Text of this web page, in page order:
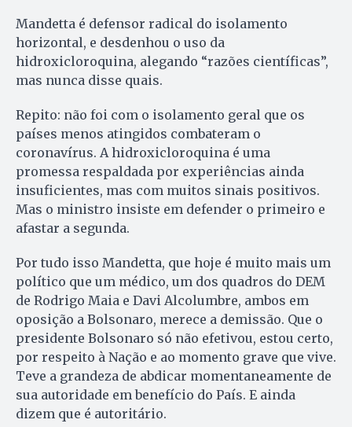
Mandetta é defensor radical do isolamento
horizontal, e desdenhou o uso da
hidroxicloroquina, alegando “razões científicas”,
mas nunca disse quais.
Repito: não foi com o isolamento geral que os
países menos atingidos combateram o
coronavírus. A hidroxicloroquina é uma
promessa respaldada por experiências ainda
insuficientes, mas com muitos sinais positivos.
Mas o ministro insiste em defender o primeiro e
afastar a segunda.
Por tudo isso Mandetta, que hoje é muito mais um
político que um médico, um dos quadros do DEM
de Rodrigo Maia e Davi Alcolumbre, ambos em
oposição a Bolsonaro, merece a demissão. Que o
presidente Bolsonaro só não efetivou, estou certo,
por respeito à Nação e ao momento grave que vive.
Teve a grandeza de abdicar momentaneamente de
sua autoridade em benefício do País. E ainda
dizem que é autoritário.